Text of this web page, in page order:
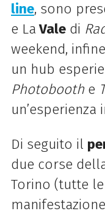
line, sono
e LaValedi
weekend,
un hub
Photobooth e
Di seguito il
due corse
Torino (tutte